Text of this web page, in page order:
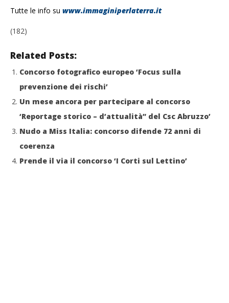
Tutte le info su www.immaginiperlaterra.it
(182)
Related Posts:
Concorso fotografico europeo ‘Focus sulla
prevenzione dei rischi’
Un mese ancora per partecipare al concorso
‘Reportage storico – d’attualità” del Csc Abruzzo’
Nudo a Miss Italia: concorso difende 72 anni di
coerenza
Prende il via il concorso ‘I Corti sul Lettino’